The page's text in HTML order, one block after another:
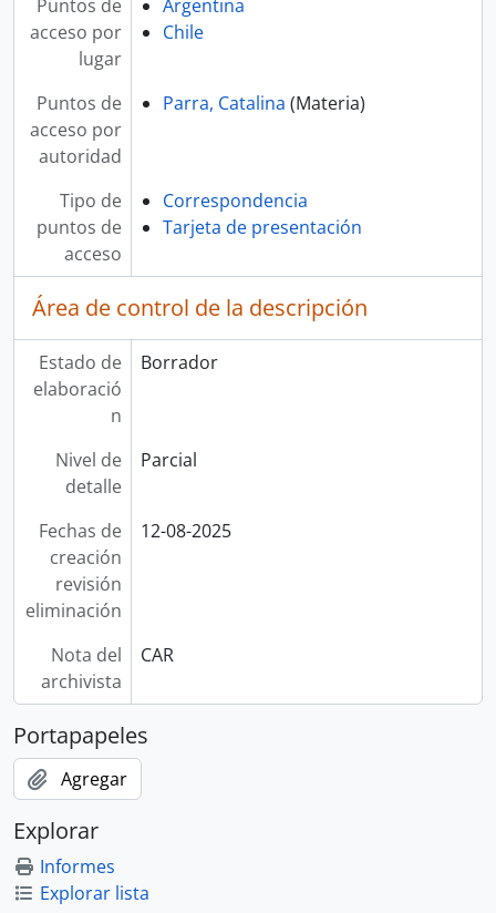
Puntos de
acceso por
lugar
Argentina
Chile
Puntos de
acceso por
autoridad
Parra, Catalina (Materia)
Tipo de
puntos de
acceso
Correspondencia
Tarjeta de presentación
Área de control de la descripción
Estado de
elaboració
n
Borrador
Nivel de
detalle
Parcial
Fechas de
creación
revisión
eliminación
12-08-2025
Nota del
archivista
CAR
Portapapeles
Agregar
Explorar
Informes
Explorar lista